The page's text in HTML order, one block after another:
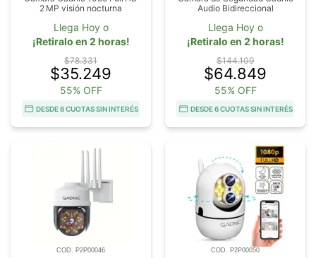
2 MP visión nocturna
Llega Hoy o
¡Retiralo en 2 horas!
$78.331
$35.249
55% OFF
DESDE 6 CUOTAS SIN INTERÉS
Audio Bidireccional
Llega Hoy o
¡Retiralo en 2 horas!
$144.109
$64.849
55% OFF
DESDE 6 CUOTAS SIN INTERÉS
COD. P2P00046 COD. P2P00050